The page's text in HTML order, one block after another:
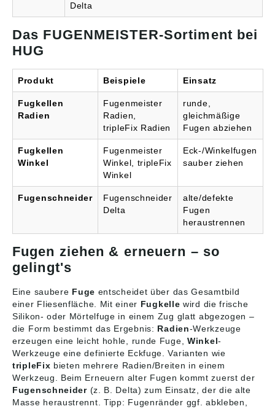
Delta
Das FUGENMEISTER-Sortiment bei
HUG
Produkt Beispiele Einsatz
Fugkellen
Radien
Fugenmeister
Radien,
tripleFix Radien
runde,
gleichmäßige
Fugen abziehen
Fugkellen
Winkel
Fugenmeister
Winkel, tripleFix
Winkel
Eck-/Winkelfugen
sauber ziehen
Fugenschneider
Fugenschneider
Delta
alte/defekte
Fugen
heraustrennen
Fugen ziehen & erneuern – so
gelingt's
Eine saubere Fuge entscheidet über das Gesamtbild
einer Fliesenfläche. Mit einer Fugkelle wird die frische
Silikon- oder Mörtelfuge in einem Zug glatt abgezogen –
die Form bestimmt das Ergebnis: Radien-Werkzeuge
erzeugen eine leicht hohle, runde Fuge, Winkel-
Werkzeuge eine definierte Eckfuge. Varianten wie
tripleFix bieten mehrere Radien/Breiten in einem
Werkzeug. Beim Erneuern alter Fugen kommt zuerst der
Fugenschneider(z. B. Delta) zum Einsatz, der die alte
Masse heraustrennt. Tipp: Fugenränder ggf. abkleben,